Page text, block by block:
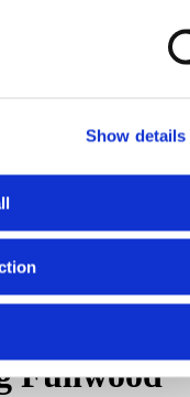
Show details
Fullwood